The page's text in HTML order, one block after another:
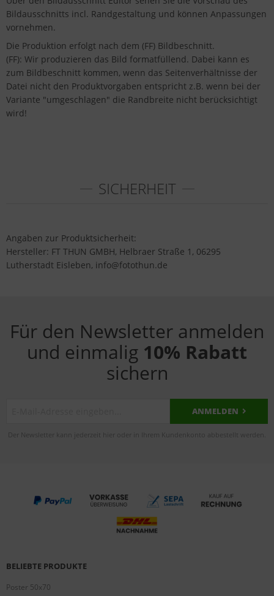
Bildausschnitts incl. Randgestaltung und können Anpassungen
vornehmen.
Die Produktion erfolgt nach dem (FF) Bildbeschnitt.
(FF): Wir produzieren das Bild formatfüllend. Dabei kann es
zum Bildbeschnitt kommen, wenn das Seitenverhältnisse der
Datei nicht den Produktvorgaben entspricht z.B. wenn bei der
Variante "umgeschlagen" die Randbreite nicht berücksichtigt
wird!
SICHERHEIT
Angaben zur Produktsicherheit:
Hersteller: FT THUN GMBH, Helbraer Straße 1, 06295
Lutherstadt Eisleben, info@fotothun.de
Für den Newsletter anmelden
und einmalig 10% Rabatt
sichern
ANMELDEN
Der Newsletter kann jederzeit hier oder in Ihrem Kundenkonto abbestellt werden.
BELIEBTE PRODUKTE
Poster 50x70